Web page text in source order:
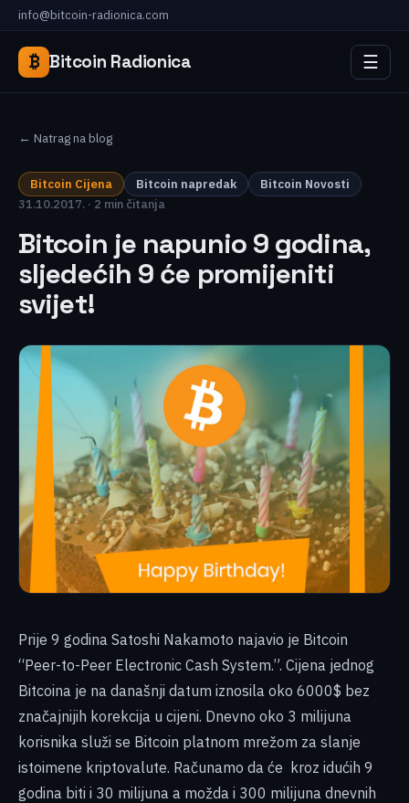
info@bitcoin-radionica.com
₿ Bitcoin Radionica ☰
← Natrag na blog
Bitcoin Cijena Bitcoin napredak
Bitcoin Novosti
31.10.2017. · 2 min čitanja
Bitcoin je napunio 9 godina,
sljedećih 9 će promijeniti
svijet!
Prije 9 godina Satoshi Nakamoto najavio je Bitcoin
“Peer-to-Peer Electronic Cash System.”. Cijena jednog
Bitcoina je na današnji datum iznosila oko 6000$ bez
značajnijih korekcija u cijeni. Dnevno oko 3 milijuna
korisnika služi se Bitcoin platnom mrežom za slanje
istoimene kriptovalute. Računamo da će kroz idućih 9
godina biti i 30 milijuna a možda i 300 milijuna dnevnih